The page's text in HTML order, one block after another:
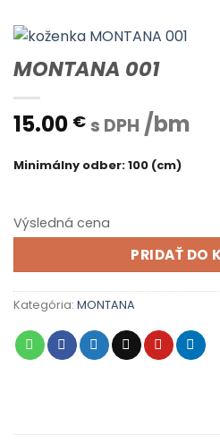
MONTANA 001
15.00 € s DPH /bm
Minimálny odber: 100 (cm)
Výsledná cena
PRIDAŤ DO
Kategória: MONTANA